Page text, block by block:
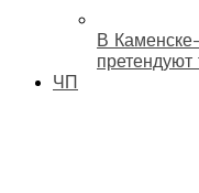
В
претендуют
ЧП